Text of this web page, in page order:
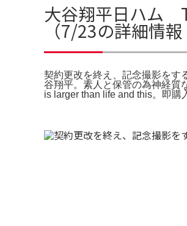
大谷翔平日ハム
（7/23の詳細情報
契約更改を終え、記念撮影をす
谷翔平。素人と保管の為神経
is larger than life and this。即購